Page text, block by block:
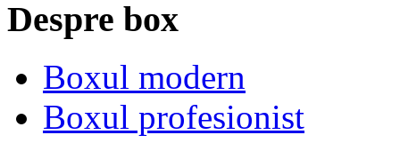
Despre box
Boxul modern
Boxul profesionist